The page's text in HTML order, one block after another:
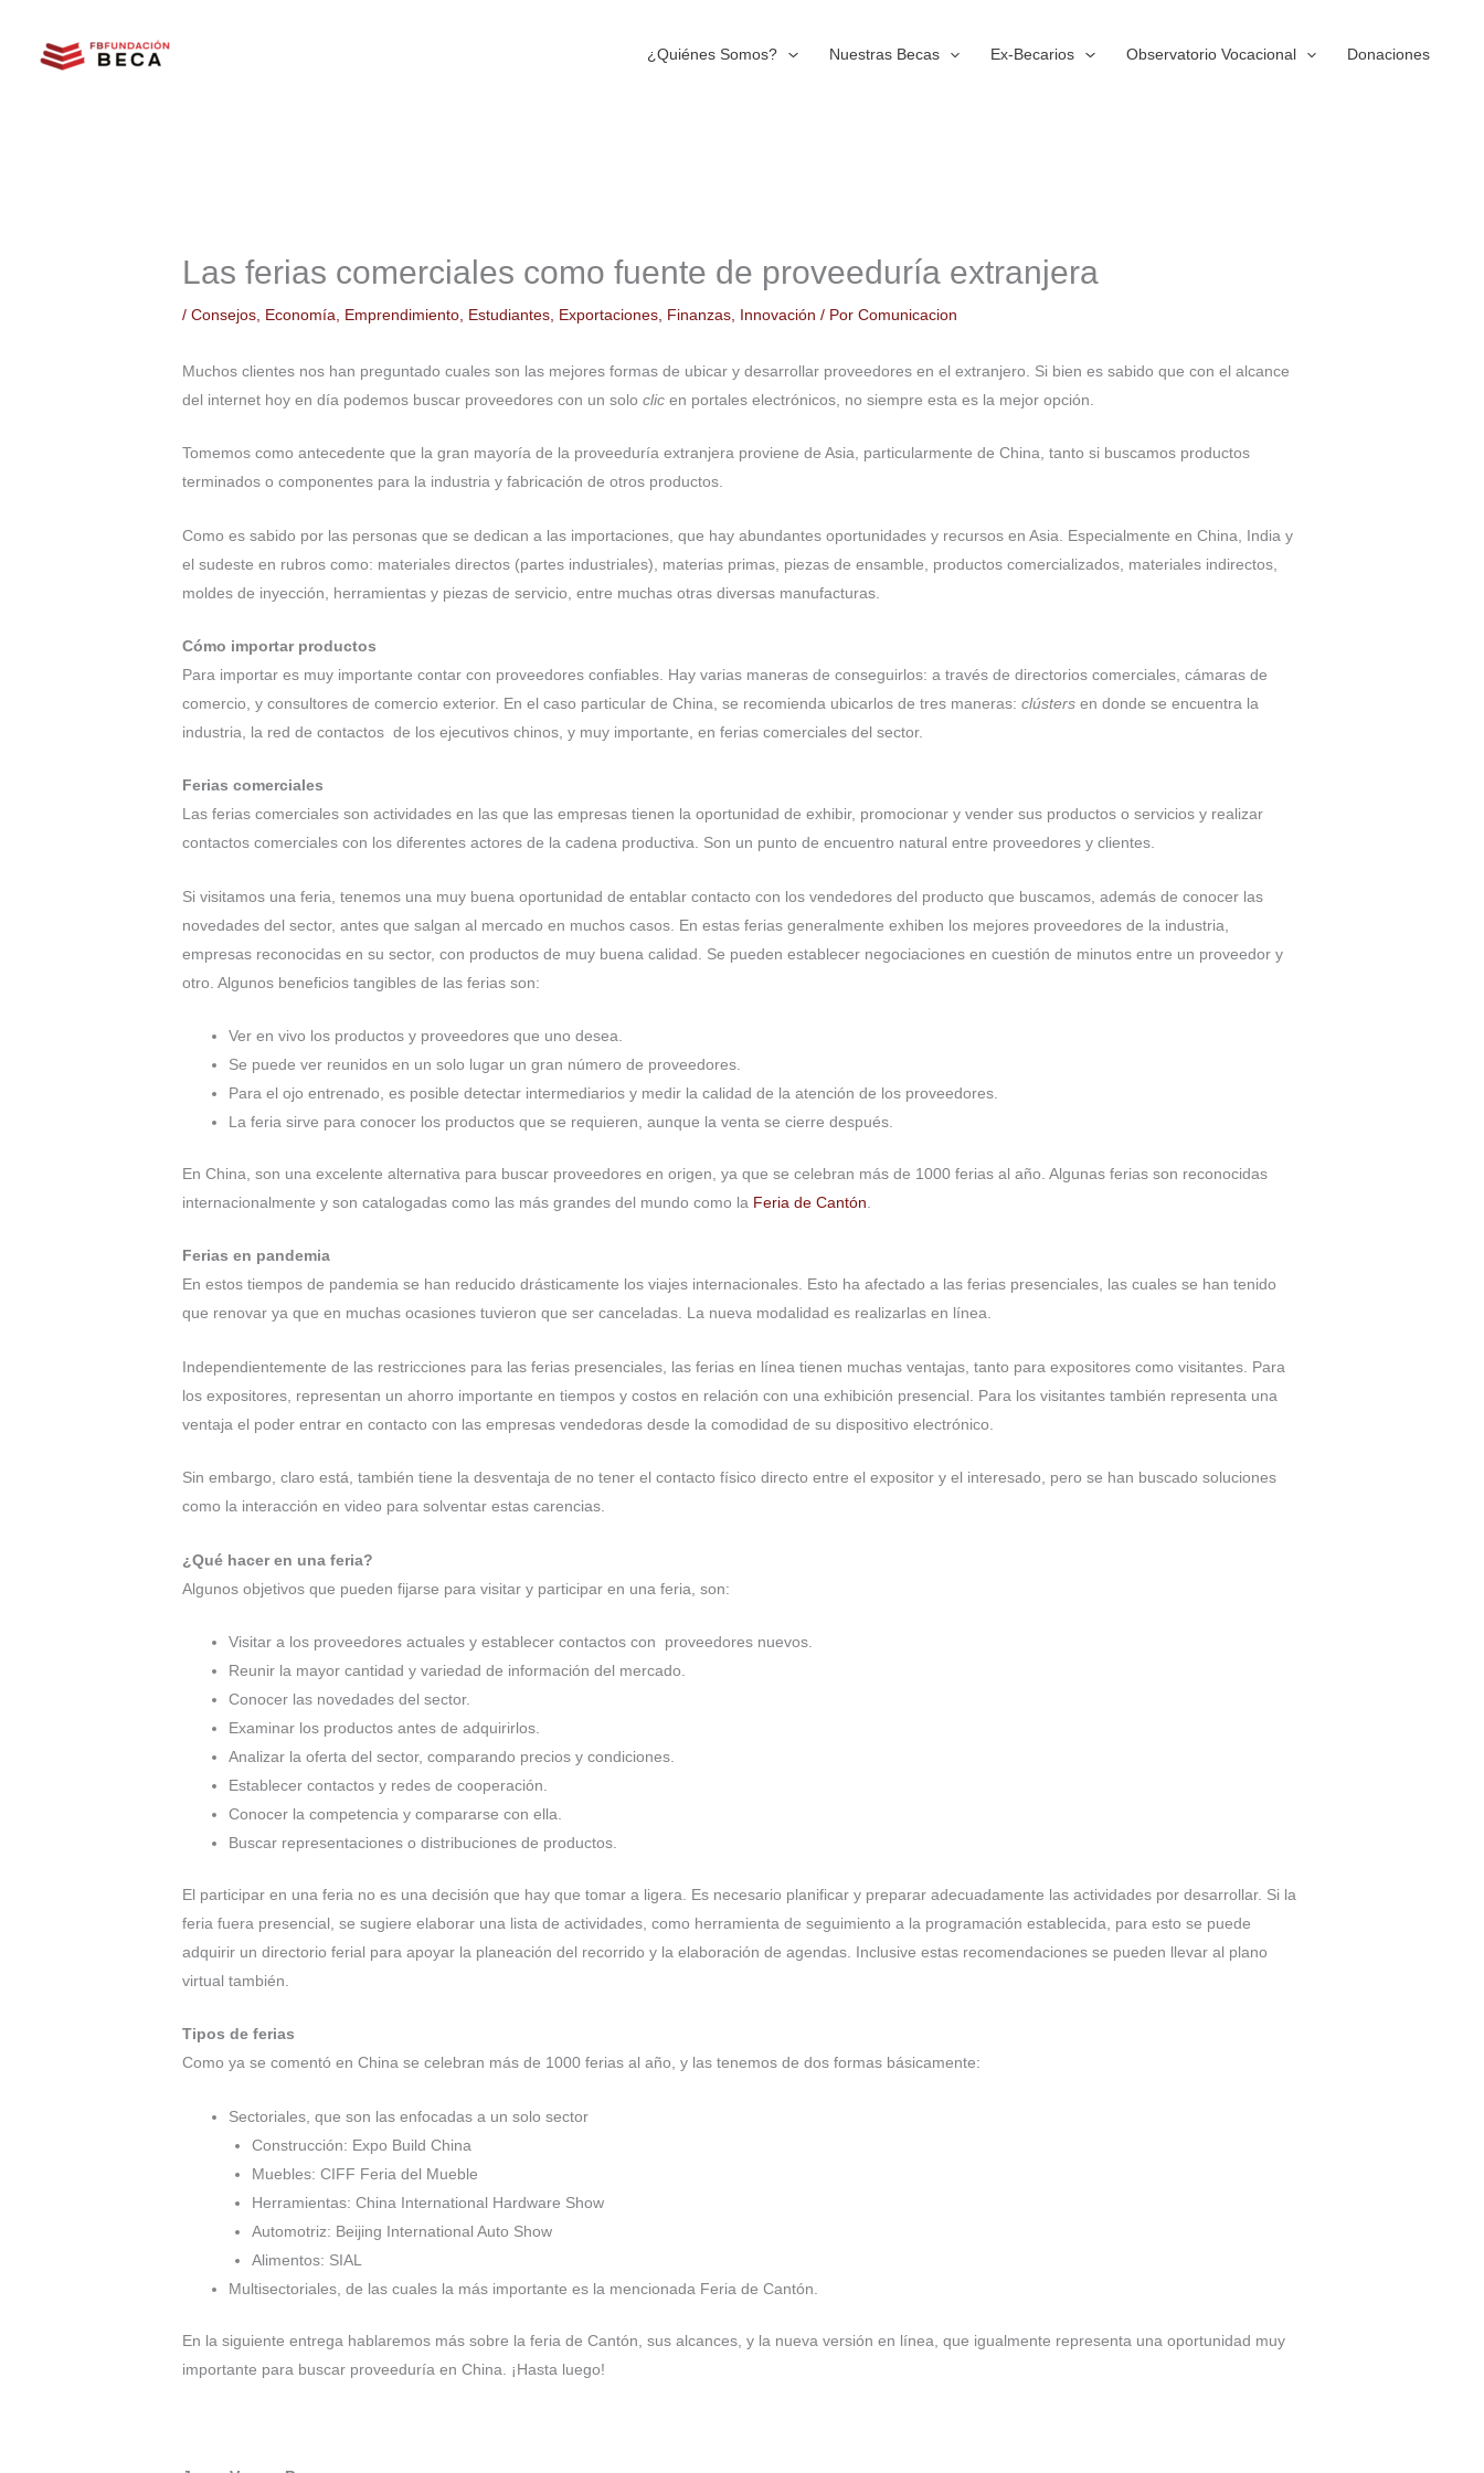
contenido
¿Quiénes Somos? Nuestras Becas Ex-Becarios Observatorio Vocacional Donaciones
Las ferias comerciales como fuente de proveeduría extranjera
/Consejos Economía Emprendimiento Estudiantes Exportaciones Finanzas Innovación / PorComunicacion
Muchos clientes nos han preguntado cuales son las mejores formas de ubicar y desarrollar proveedores en el extranjero. Si bien es sabido que con el alcance
del internet hoy en día podemos buscar proveedores con un soloclic en portales electrónicos, no siempre esta es la mejor opción.
Tomemos como antecedente que la gran mayoría de la proveeduría extranjera proviene de Asia, particularmente de China, tanto si buscamos productos
terminados o componentes para la industria y fabricación de otros productos.
Como es sabido por las personas que se dedican a las importaciones, que hay abundantes oportunidades y recursos en Asia. Especialmente en China, India y
el sudeste en rubros como: materiales directos (partes industriales), materias primas, piezas de ensamble, productos comercializados, materiales indirectos,
moldes de inyección, herramientas y piezas de servicio, entre muchas otras diversas manufacturas.
Cómo importar productos
Para importar es muy importante contar con proveedores confiables. Hay varias maneras de conseguirlos: a través de directorios comerciales, cámaras de
comercio, y consultores de comercio exterior. En el caso particular de China, se recomienda ubicarlos de tres maneras:clústers en donde se encuentra la
industria, la red de contactos de los ejecutivos chinos, y muy importante, en ferias comerciales del sector.
Ferias comerciales
Las ferias comerciales son actividades en las que las empresas tienen la oportunidad de exhibir, promocionar y vender sus productos o servicios y realizar
contactos comerciales con los diferentes actores de la cadena productiva. Son un punto de encuentro natural entre proveedores y clientes.
Si visitamos una feria, tenemos una muy buena oportunidad de entablar contacto con los vendedores del producto que buscamos, además de conocer las
novedades del sector, antes que salgan al mercado en muchos casos. En estas ferias generalmente exhiben los mejores proveedores de la industria,
empresas reconocidas en su sector, con productos de muy buena calidad. Se pueden establecer negociaciones en cuestión de minutos entre un proveedor y
otro. Algunos beneficios tangibles de las ferias son:
Ver en vivo los productos y proveedores que uno desea.
Se puede ver reunidos en un solo lugar un gran número de proveedores.
Para el ojo entrenado, es posible detectar intermediarios y medir la calidad de la atención de los proveedores.
La feria sirve para conocer los productos que se requieren, aunque la venta se cierre después.
En China, son una excelente alternativa para buscar proveedores en origen, ya que se celebran más de 1000 ferias al año. Algunas ferias son reconocidas
internacionalmente y son catalogadas como las más grandes del mundo como la Feria de Cantón
Ferias en pandemia
En estos tiempos de pandemia se han reducido drásticamente los viajes internacionales. Esto ha afectado a las ferias presenciales, las cuales se han tenido
que renovar ya que en muchas ocasiones tuvieron que ser canceladas. La nueva modalidad es realizarlas en línea.
Independientemente de las restricciones para las ferias presenciales, las ferias en línea tienen muchas ventajas, tanto para expositores como visitantes. Para
los expositores, representan un ahorro importante en tiempos y costos en relación con una exhibición presencial. Para los visitantes también representa una
ventaja el poder entrar en contacto con las empresas vendedoras desde la comodidad de su dispositivo electrónico.
Sin embargo, claro está, también tiene la desventaja de no tener el contacto físico directo entre el expositor y el interesado, pero se han buscado soluciones
como la interacción en video para solventar estas carencias.
¿Qué hacer en una feria?
Algunos objetivos que pueden fijarse para visitar y participar en una feria, son:
Visitar a los proveedores actuales y establecer contactos con proveedores nuevos.
Reunir la mayor cantidad y variedad de información del mercado.
Conocer las novedades del sector.
Examinar los productos antes de adquirirlos.
Analizar la oferta del sector, comparando precios y condiciones.
Establecer contactos y redes de cooperación.
Conocer la competencia y compararse con ella.
Buscar representaciones o distribuciones de productos.
El participar en una feria no es una decisión que hay que tomar a ligera. Es necesario planificar y preparar adecuadamente las actividades por desarrollar. Si la
feria fuera presencial, se sugiere elaborar una lista de actividades, como herramienta de seguimiento a la programación establecida, para esto se puede
adquirir un directorio ferial para apoyar la planeación del recorrido y la elaboración de agendas. Inclusive estas recomendaciones se pueden llevar al plano
virtual también.
Tipos de ferias
Como ya se comentó en China se celebran más de 1000 ferias al año, y las tenemos de dos formas básicamente:
Sectoriales, que son las enfocadas a un solo sector
Construcción: Expo Build China
Muebles: CIFF Feria del Mueble
Herramientas: China International Hardware Show
Automotriz: Beijing International Auto Show
Alimentos: SIAL
Multisectoriales, de las cuales la más importante es la mencionada Feria de Cantón.
En la siguiente entrega hablaremos más sobre la feria de Cantón, sus alcances, y la nueva versión en línea, que igualmente representa una oportunidad muy
importante para buscar proveeduría en China. ¡Hasta luego!